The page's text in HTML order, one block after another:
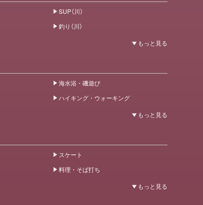
SUP（川）
釣り（川）
海水浴・磯遊び
ハイキング・ウォーキング
スケート
料理・そば打ち